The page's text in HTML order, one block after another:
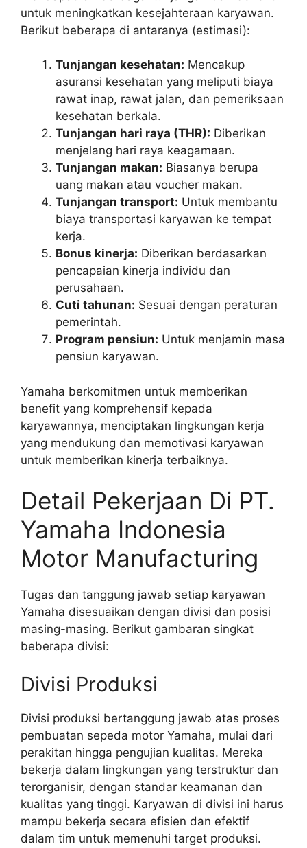
untuk meningkatkan kesejahteraan karyawan.
Berikut beberapa di antaranya (estimasi):
Tunjangan kesehatan: Mencakup
asuransi kesehatan yang meliputi biaya
rawat inap, rawat jalan, dan pemeriksaan
kesehatan berkala.
Tunjangan hari raya (THR): Diberikan
menjelang hari raya keagamaan.
Tunjangan makan: Biasanya berupa
uang makan atau voucher makan.
Tunjangan transport: Untuk membantu
biaya transportasi karyawan ke tempat
kerja.
Bonus kinerja: Diberikan berdasarkan
pencapaian kinerja individu dan
perusahaan.
Cuti tahunan: Sesuai dengan peraturan
pemerintah.
Program pensiun: Untuk menjamin masa
pensiun karyawan.
Yamaha berkomitmen untuk memberikan
benefit yang komprehensif kepada
karyawannya, menciptakan lingkungan kerja
yang mendukung dan memotivasi karyawan
untuk memberikan kinerja terbaiknya.
Detail Pekerjaan Di PT.
Yamaha Indonesia
Motor Manufacturing
Tugas dan tanggung jawab setiap karyawan
Yamaha disesuaikan dengan divisi dan posisi
masing-masing. Berikut gambaran singkat
beberapa divisi:
Divisi Produksi
Divisi produksi bertanggung jawab atas proses
pembuatan sepeda motor Yamaha, mulai dari
perakitan hingga pengujian kualitas. Mereka
bekerja dalam lingkungan yang terstruktur dan
terorganisir, dengan standar keamanan dan
kualitas yang tinggi. Karyawan di divisi ini harus
mampu bekerja secara efisien dan efektif
dalam tim untuk memenuhi target produksi.